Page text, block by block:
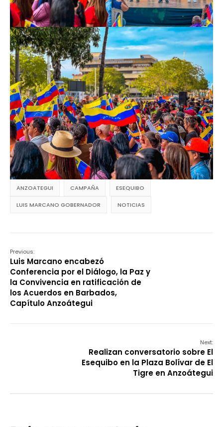
ANZOATEGUI CAMPAÑA ESEQUIBO
LUIS MARCANO GOBERNADOR NOTICIAS
Previous:
Luis Marcano encabezó
Conferencia por el Diálogo, la Paz y
la Convivencia en ratificación de
los Acuerdos en Barbados,
Capítulo Anzoátegui
Next:
Realizan conversatorio sobre El
Esequibo en la Plaza Bolívar de El
Tigre en Anzoátegui